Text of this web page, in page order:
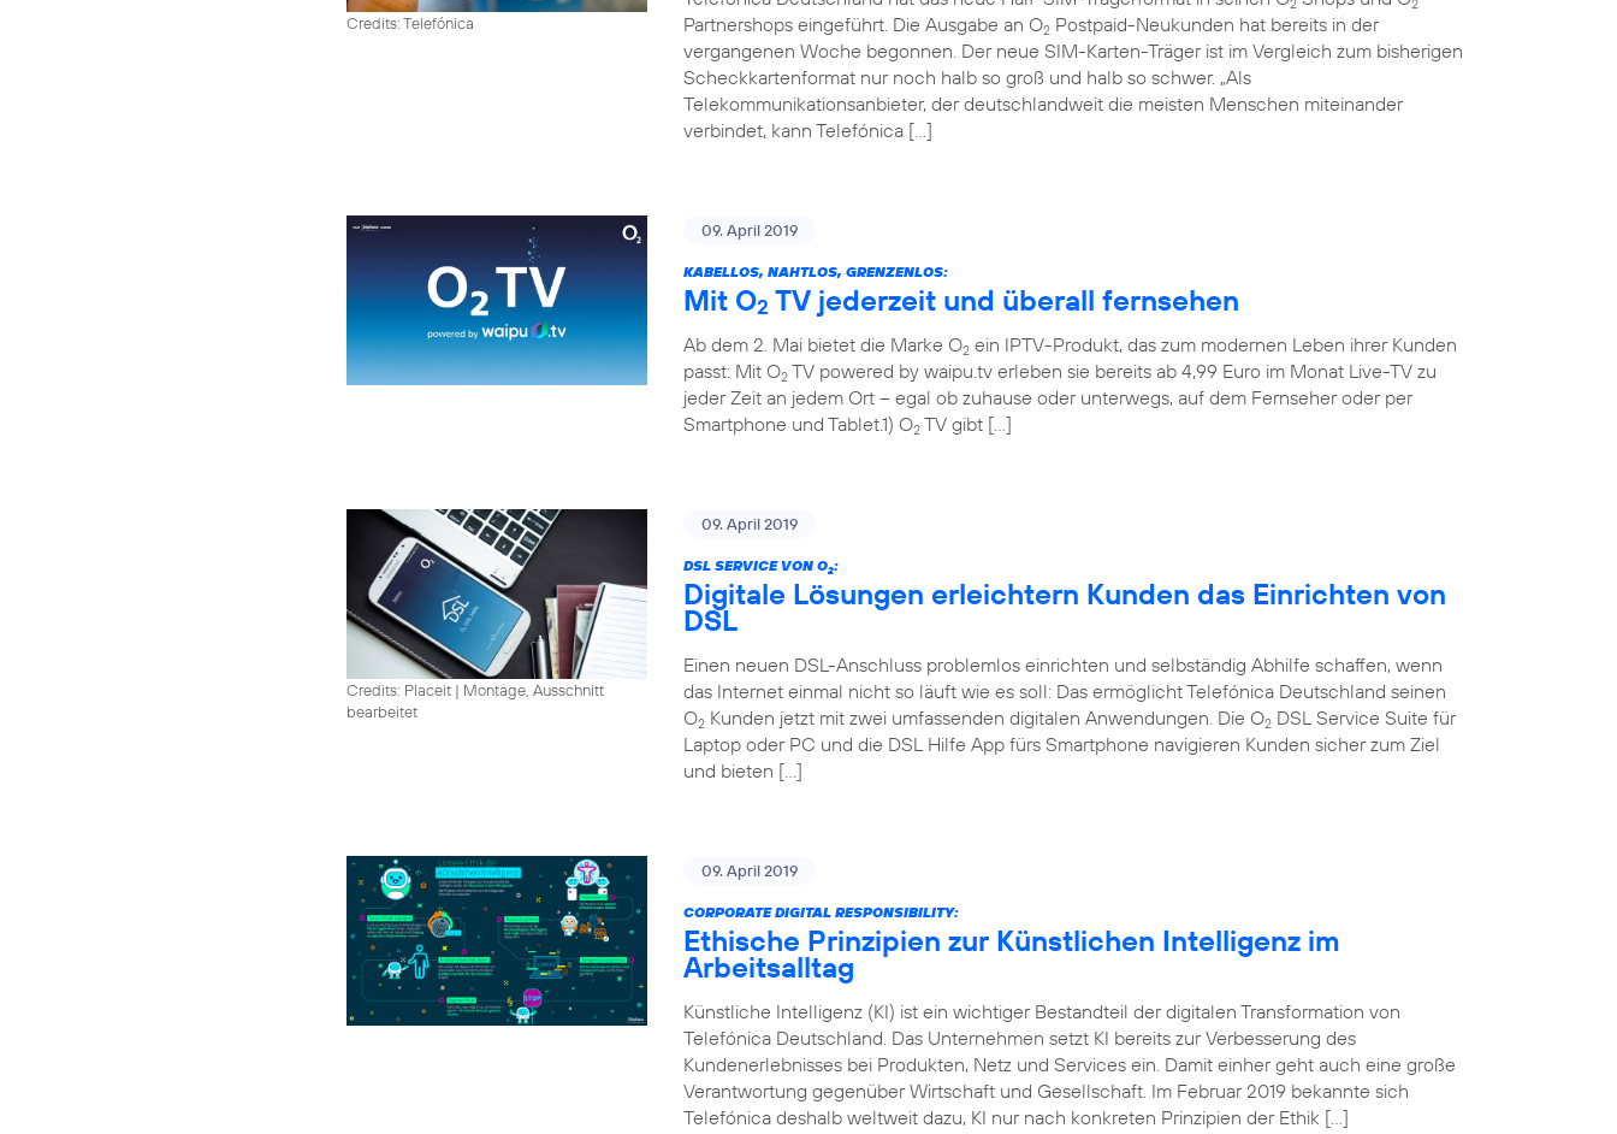
Credits: Telefónica
2 2
Partnershops eingeführt. Die Ausgabe an O2 Postpaid-Neukunden hat bereits in der
vergangenen Woche begonnen. Der neue SIM-Karten-Träger ist im Vergleich zum bisherigen
Scheckkartenformat nur noch halb so groß und halb so schwer. „Als
Telekommunikationsanbieter, der deutschlandweit die meisten Menschen miteinander
verbindet, kann Telefónica […]
09. April 2019
KABELLOS, NAHTLOS, GRENZENLOS:
Mit O2 TV jederzeit und überall fernsehen
Ab dem 2. Mai bietet die Marke O2 ein IPTV-Produkt, das zum modernen Leben ihrer Kunden
passt: Mit O2 TV powered by waipu.tv erleben sie bereits ab 4,99 Euro im Monat Live-TV zu
jeder Zeit an jedem Ort – egal ob zuhause oder unterwegs, auf dem Fernseher oder per
Smartphone und Tablet.1) O2 TV gibt […]
Credits: Placeit | Montage, Ausschnitt
bearbeitet
09. April 2019
DSL SERVICE VON O2:
Digitale Lösungen erleichtern Kunden das Einrichten von
DSL
Einen neuen DSL-Anschluss problemlos einrichten und selbständig Abhilfe schaffen, wenn
das Internet einmal nicht so läuft wie es soll: Das ermöglicht Telefónica Deutschland seinen
O2 Kunden jetzt mit zwei umfassenden digitalen Anwendungen. Die O2 DSL Service Suite für
Laptop oder PC und die DSL Hilfe App fürs Smartphone navigieren Kunden sicher zum Ziel
und bieten […]
09. April 2019
CORPORATE DIGITAL RESPONSIBILITY:
Ethische Prinzipien zur Künstlichen Intelligenz im
Arbeitsalltag
Künstliche Intelligenz (KI) ist ein wichtiger Bestandteil der digitalen Transformation von
Telefónica Deutschland. Das Unternehmen setzt KI bereits zur Verbesserung des
Kundenerlebnisses bei Produkten, Netz und Services ein. Damit einher geht auch eine große
Verantwortung gegenüber Wirtschaft und Gesellschaft. Im Februar 2019 bekannte sich
Telefónica deshalb weltweit dazu, KI nur nach konkreten Prinzipien der Ethik […]